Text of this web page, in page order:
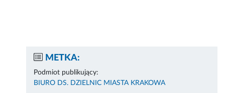
METKA:
Podmiot publikujący:
BIURO DS. DZIELNIC MIASTA KRAKOWA